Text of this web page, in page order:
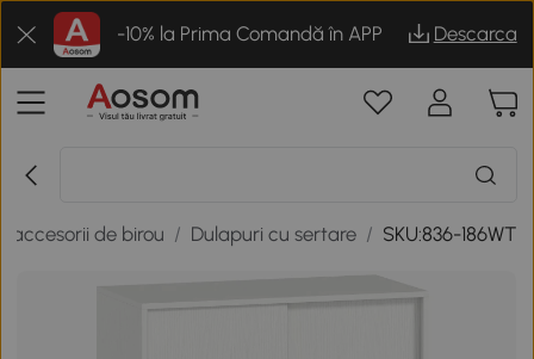
-10% la Prima Comandă în APP Descarca
accesorii de birou / Dulapuri cu sertare / SKU:836-186WT